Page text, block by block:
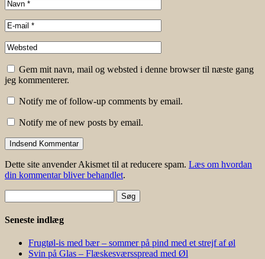
Gem mit navn, mail og websted i denne browser til næste gang
jeg kommenterer.
Notify me of follow-up comments by email.
Notify me of new posts by email.
Dette site anvender Akismet til at reducere spam. Læs om hvordan
din kommentar bliver behandlet.
efter:
Seneste indlæg
Frugtøl-is med bær – sommer på pind med et strejf af øl
Svin på Glas – Flæskesværsspread med Øl